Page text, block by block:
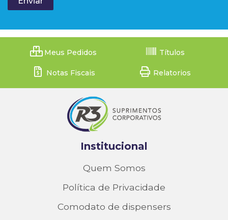
Meus Pedidos Títulos
Notas Fiscais Relatorios
Institucional
Quem Somos
Política de Privacidade
Comodato de dispensers